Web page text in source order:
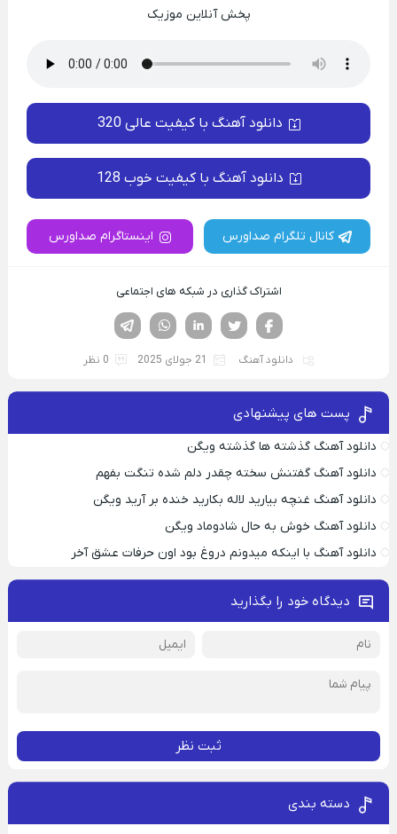
پخش آنلاین موزیک
دانلود آهنگ با کیفیت عالی 320
دانلود آهنگ با کیفیت خوب 128
کانال تلگرام صداورس اینستاگرام صداورس
اشتراک گذاری در شبکه های اجتماعی
لینکدین تویتر
فیسوک
دانلود آهنگ 21 جولای 2025 0 نظر
پست های پیشنهادی
دانلود آهنگ گذشته ها گذشته ویگن
دانلود آهنگ گفتنش سخته چقدر دلم شده تنگت بفهم
دانلود آهنگ غنچه بیارید لاله بکارید خنده بر آرید ویگن
دانلود آهنگ خوش به حال شادوماد ویگن
دانلود آهنگ با اینکه میدونم دروغ بود اون حرفات عشق آخر
دیدگاه خود را بگذارید
ثبت نظر
دسته بندی